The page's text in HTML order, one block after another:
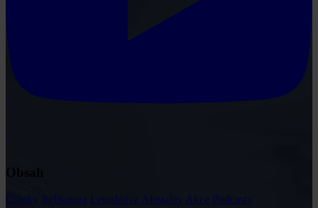
Články Judikatura Legislativa Aktuality Akce Podcasty